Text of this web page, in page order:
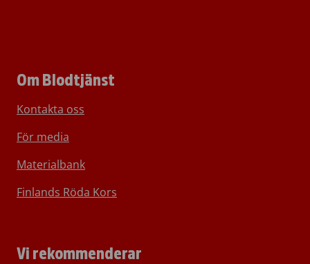
Om Blodtjänst
Kontakta oss
För media
Materialbank
Finlands Röda Kors
Vi rekommenderar